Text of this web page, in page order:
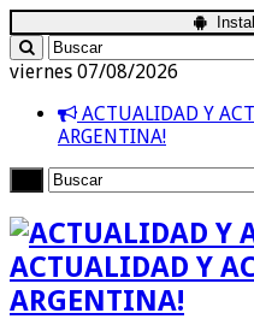
viernes 07/08/2026
ACTUALIDAD Y
ARGENTINA!
ACTUALIDAD Y
ARGENTINA!